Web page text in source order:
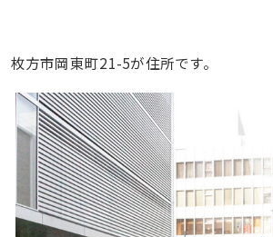
枚方市岡東町21-5が住所です。